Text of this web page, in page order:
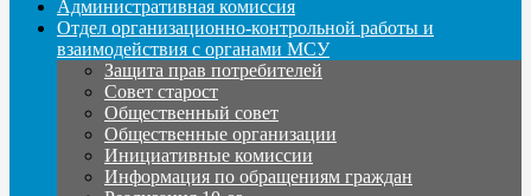
Административная комиссия
Отдел организационно-контрольной работы и
взаимодействия с органами МСУ
Защита прав потребителей
Совет старост
Общественный совет
Общественные организации
Инициативные комиссии
Информация по обращениям граждан